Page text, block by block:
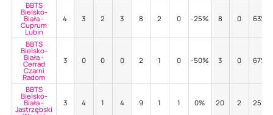
BBTS
Bielsko-
Biała -
Cuprum
Lubin
4 3 2 3 8 2 0 -25% 8 0 63%
BBTS
Bielsko-
Biała -
Cerrad
Czarni
Radom
3 0 0 0 2 1 0 -50% 3 0 67%
BBTS
Bielsko-
Biała -
Jastrzębski
3 4 1 4 9 1 1 0% 20 2 25%